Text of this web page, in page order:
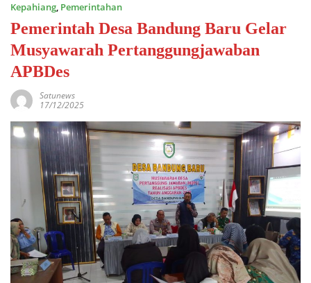
Kepahiang, Pemerintahan
Pemerintah Desa Bandung Baru Gelar
Musyawarah Pertanggungjawaban
APBDes
Satunews
17/12/2025